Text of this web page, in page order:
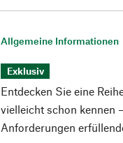
Allgemeine Informationen
Exklusiv
Entdecken Sie eine
vielleicht schon kennen
Anforderungen